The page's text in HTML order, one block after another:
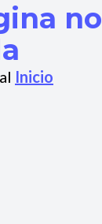
no
Inicio